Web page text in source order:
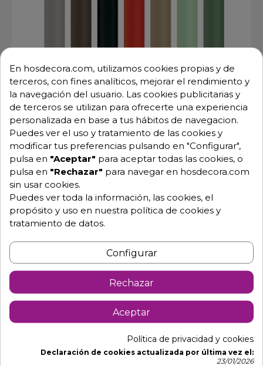
En hosdecora.com, utilizamos cookies propias y de
terceros, con fines analíticos, mejorar el rendimiento y
la navegación del usuario. Las cookies publicitarias y
de terceros se utilizan para ofrecerte una experiencia
personalizada en base a tus hábitos de navegacion.
Puedes ver el uso y tratamiento de las cookies y
modificar tus preferencias pulsando en "Configurar",
pulsa en "Aceptar" para aceptar todas las cookies, o
pulsa en "Rechazar" para navegar en hosdecora.com
sin usar cookies.
Puedes ver toda la información, las cookies, el
propósito y uso en nuestra política de cookies y
tratamiento de datos.
Configurar
Rechazar
Aceptar
Política de privacidad y cookies
Declaración de cookies actualizada por última vez el:
23/01/2026